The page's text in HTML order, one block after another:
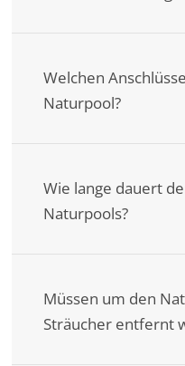
Welchen
Naturpool?
Wie lange dauert
Naturpools?
Müssen um den
Sträucher entfernt